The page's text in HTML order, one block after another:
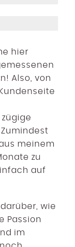
hier
Also, von
meinem
zu
auf
wie
Passion
im